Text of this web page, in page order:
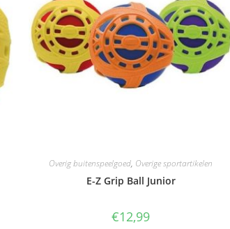
Overig buitenspeelgoed, Overige sportartikelen
E-Z Grip Ball Junior
€12,99